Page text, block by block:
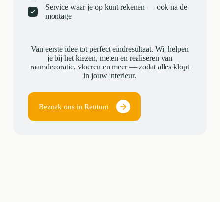
Service waar je op kunt rekenen — ook na de
montage
Van eerste idee tot perfect eindresultaat. Wij helpen
je bij het kiezen, meten en realiseren van
raamdecoratie, vloeren en meer — zodat alles klopt
in jouw interieur.
Bezoek ons in Reutum